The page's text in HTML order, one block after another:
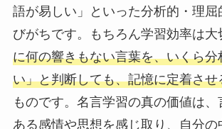
語が易しい」といった分析的・理屈
びがちです。もちろん学習効率は大
に何の響きもない言葉を、いくら分
い」と判断しても、記憶に定着させ
ものです。名言学習の真の価値は、
ある感情や思想を感じ取り、自分の